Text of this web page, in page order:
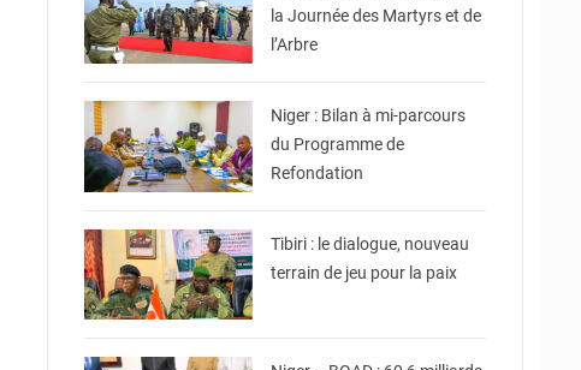
la Journée des Martyrs et de
l’Arbre
© Ministère Nigérien de
Niger : Bilan à mi-parcours
du Programme de
Refondation
© Haute Autorité à la
Tibiri : le dialogue, nouveau
terrain de jeu pour la paix
© DR